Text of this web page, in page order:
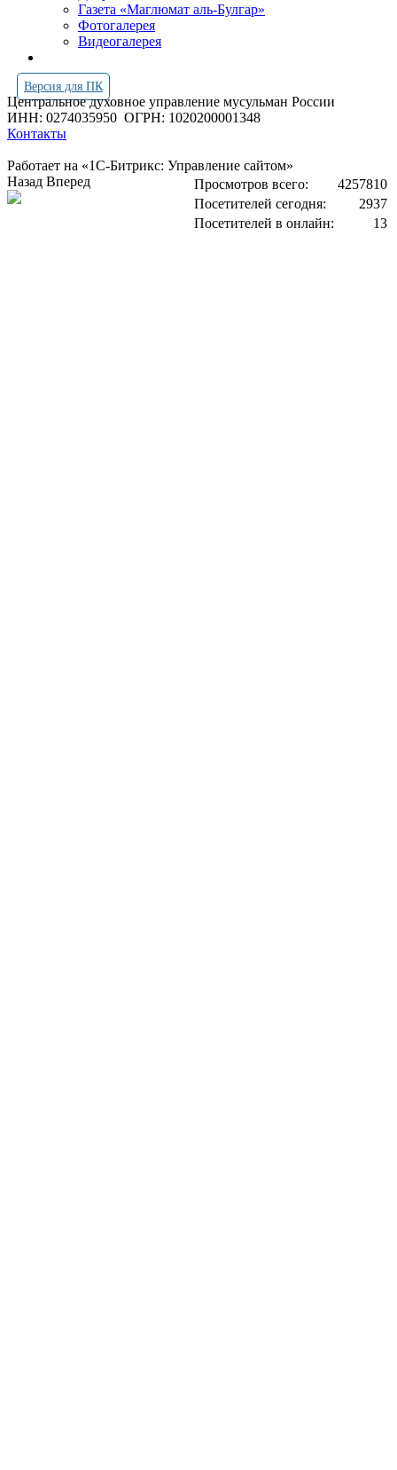
Газета «Маглюмат аль-Булгар»
Фотогалерея
Видеогалерея
Версия для ПК
Центральное духовное управление мусульман России
ИНН: 0274035950 ОГРН: 1020200001348
Контакты
Работает на «1С-Битрикс: Управление сайтом»
Просмотров всего:
4257810
Посетителей сегодня:
2937
Посетителей в онлайн:
13
Назад Вперед